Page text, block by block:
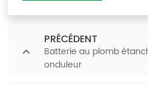
PRÉCÉDENT
Batterie au plomb
onduleur